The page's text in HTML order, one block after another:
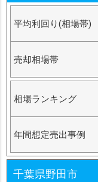
平均利回り(相場帯)
売却相場帯
相場ランキング
年間想定売出事例
千葉県野田市